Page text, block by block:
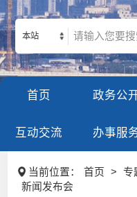
本站
首页 政务公
互动交流 办事服
当前位置： 首页 > 专
新闻发布会